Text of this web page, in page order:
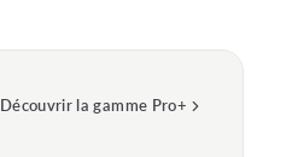
Découvrir la gamme Pro+